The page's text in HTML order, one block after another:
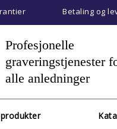
Betaling og
Profesjonelle
graveringstjenester
alle anledninger